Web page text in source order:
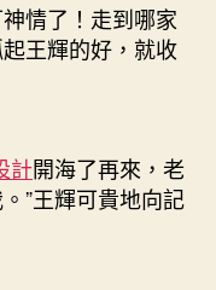
情了！走到哪家
王輝的好，就收
計開海了再來，老
”王輝可貴地向記